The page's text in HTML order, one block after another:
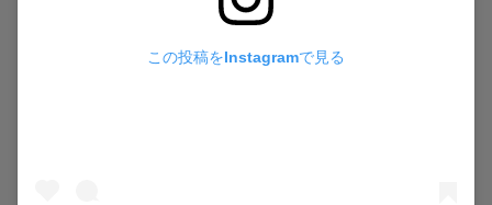
この投稿をInstagramで見る